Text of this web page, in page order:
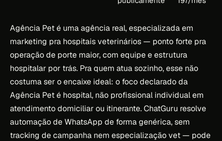
Agência Pet é uma agência real, especializada em
marketing pra hospitais veterinários — ponto forte pra
operação de porte maior, com equipe e estrutura
hospitalar por trás. Pra quem atua sozinho, esse não
costuma ser o encaixe ideal: o foco declarado da
Agência Pet é hospital, não profissional individual em
atendimento domiciliar ou itinerante. ChatGuru resolve
automação de WhatsApp de forma genérica, sem
tracking de campanha nem especialização vet — pode